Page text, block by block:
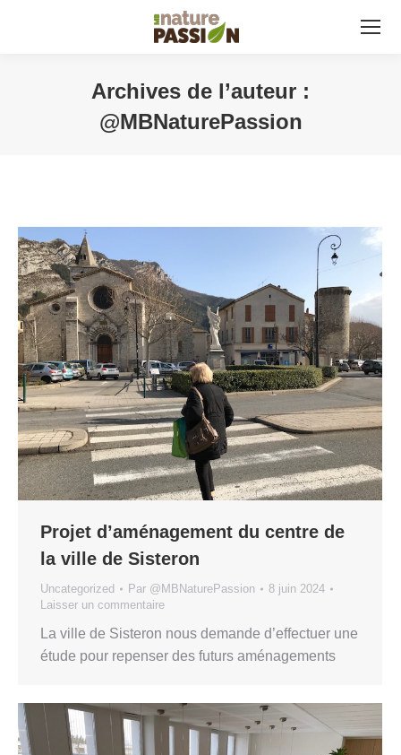
Archives de l’auteur :
@MBNaturePassion
Projet d’aménagement du centre de
la ville de Sisteron
Uncategorized Par @MBNaturePassion
8 juin 2024
Laisser un commentaire
La ville de Sisteron nous demande d’effectuer une
étude pour repenser des futurs aménagements